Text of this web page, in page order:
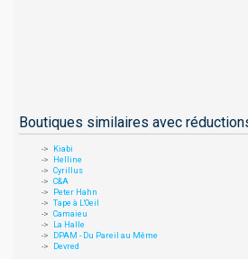
Boutiques similaires avec
Kiabi
Helline
Cyrillus
C&A
Peter Hahn
Tape à L'Oeil
Camaieu
La Halle
DPAM - Du Pareil au Même
Devred